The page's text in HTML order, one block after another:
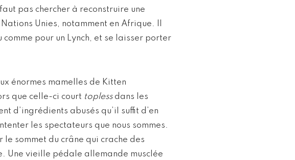
pas chercher à reconstruire une
Unies, notamment en Afrique. Il
pour un Lynch, et se laisser porter
énormes mamelles de Kitten
que celle-ci court toplessdans les
d’ingrédients abusés qu’il suffit d’en
les spectateurs que nous sommes.
le sommet du crâne qui crache des
Une vieille pédale allemande musclée